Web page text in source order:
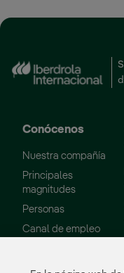
Conócenos
Nuestra compañía
Principales
magnitudes
Personas
Canal de empleo